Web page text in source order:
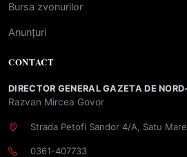
Bursa zvonurilor
Anunțuri
CONTACT
DIRECTOR GENERAL GAZETA DE
Razvan Mircea Govor
Strada Petofi Sandor 4/A, Satu Mare
0361-407733